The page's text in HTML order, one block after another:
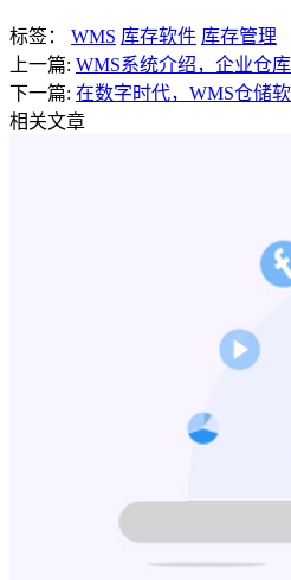
标签： WMS 库存软件 库存管理
上一篇: WMS系统介绍，企业仓
下一篇: 在数字时代，WMS仓储
相关文章